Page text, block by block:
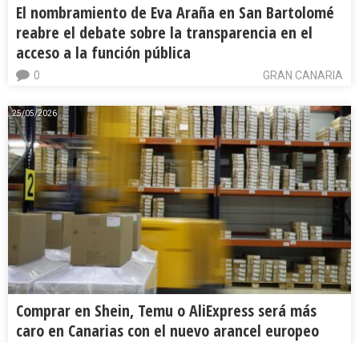
El nombramiento de Eva Araña en San Bartolomé
reabre el debate sobre la transparencia en el
acceso a la función pública
GRAN CANARIA
0
25/05/2026
Comprar en Shein, Temu o AliExpress será más
caro en Canarias con el nuevo arancel europeo